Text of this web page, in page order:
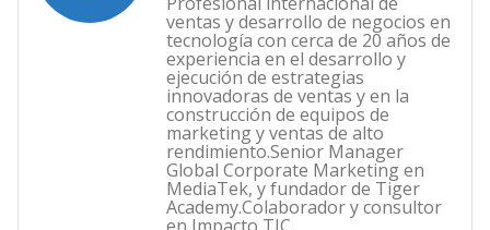
ventas y desarrollo de negocios en
tecnología con cerca de 20 años de
experiencia en el desarrollo y
ejecución de estrategias
innovadoras de ventas y en la
construcción de equipos de
marketing y ventas de alto
rendimiento.Senior Manager
Global Corporate Marketing en
MediaTek, y fundador de Tiger
Academy.Colaborador y consultor